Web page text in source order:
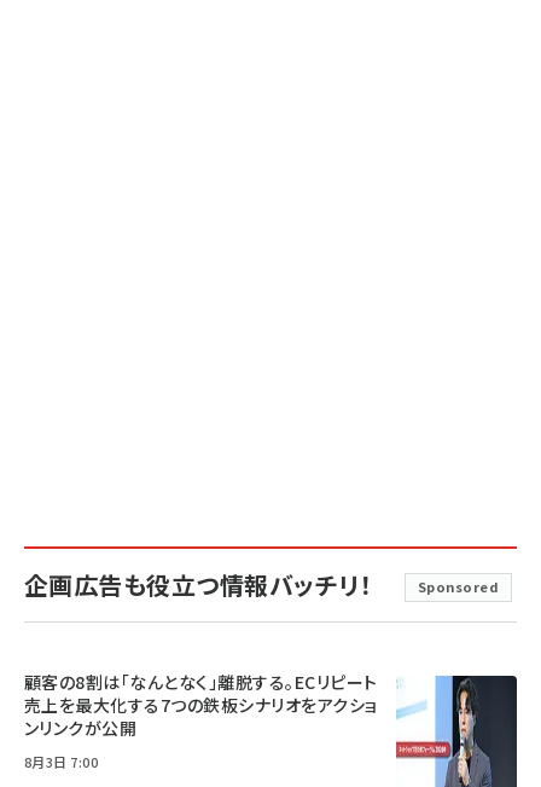
企画広告も役立つ情報バッチリ！ Sponsored
顧客の8割は「なんとなく」離脱する。ECリピート
売上を最大化する7つの鉄板シナリオをアクショ
ンリンクが公開
8月3日 7:00